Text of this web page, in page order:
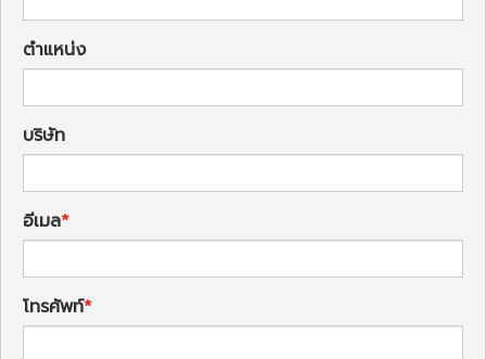
ตำแหน่ง
บริษัท
อีเมล
โทรศัพท์